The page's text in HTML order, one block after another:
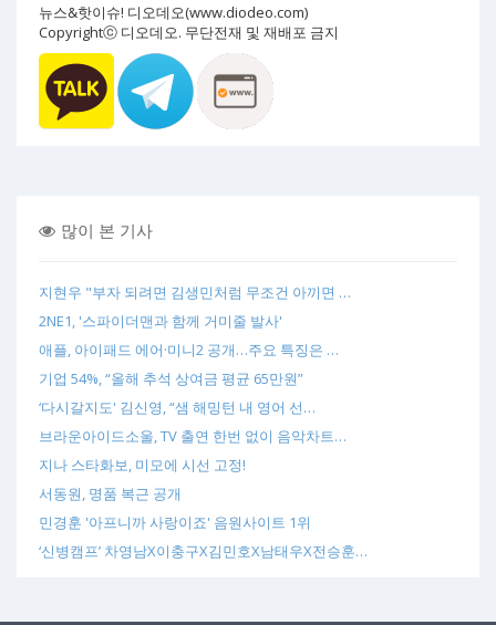
뉴스&핫이슈! 디오데오(www.diodeo.com)
Copyrightⓒ 디오데오. 무단전재 및 재배포 금지
많이 본 기사
지현우 "부자 되려면 김생민처럼 무조건 아끼면 …
2NE1, '스파이더맨과 함께 거미줄 발사'
애플, 아이패드 에어·미니2 공개…주요 특징은 …
기업 54%, “올해 추석 상여금 평균 65만원”
‘다시갈지도' 김신영, “샘 해밍턴 내 영어 선…
브라운아이드소울, TV 출연 한번 없이 음악차트…
지나 스타화보, 미모에 시선 고정!
서동원, 명품 복근 공개
민경훈 '아프니까 사랑이죠' 음원사이트 1위
‘신병캠프’ 차영남X이충구X김민호X남태우X전승훈…